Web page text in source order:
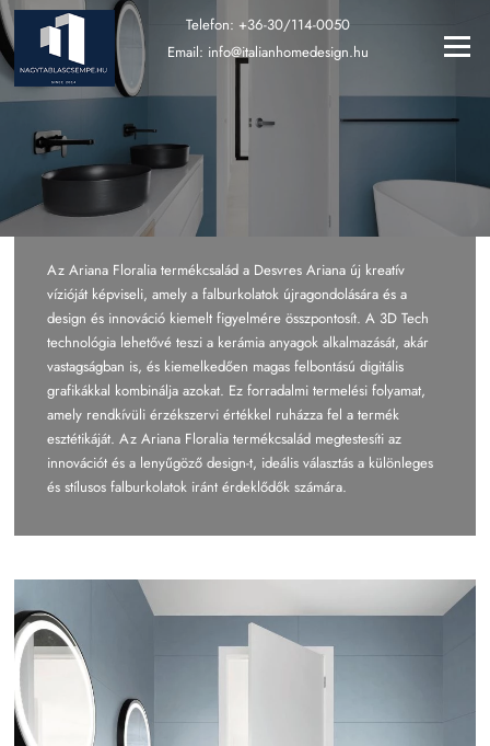
Ugrás
a
tartalomra
Menü
Telefon: +36-30/114-0050
Email: info@italianhomedesign.hu
Az Ariana Floralia termékcsalád a Desvres Ariana új kreatív
vízióját képviseli, amely a falburkolatok újragondolására és a
design és innováció kiemelt figyelmére összpontosít. A 3D Tech
technológia lehetővé teszi a kerámia anyagok alkalmazását, akár
vastagságban is, és kiemelkedően magas felbontású digitális
grafikákkal kombinálja azokat. Ez forradalmi termelési folyamat,
amely rendkívüli érzékszervi értékkel ruházza fel a termék
esztétikáját. Az Ariana Floralia termékcsalád megtestesíti az
innovációt és a lenyűgöző design-t, ideális választás a különleges
és stílusos falburkolatok iránt érdeklődők számára.